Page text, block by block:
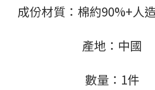
成份材質：棉約90%+人
產地：中國
數量：1件